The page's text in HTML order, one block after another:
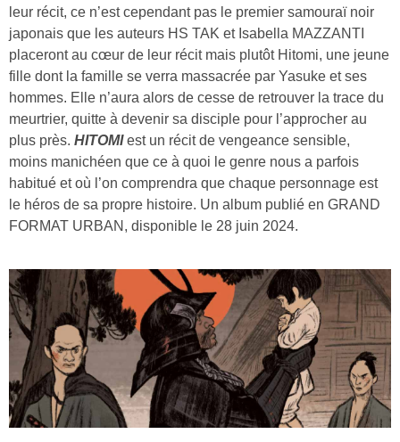
leur récit, ce n’est cependant pas le premier samouraï noir
japonais que les auteurs HS TAK et Isabella MAZZANTI
placeront au cœur de leur récit mais plutôt Hitomi, une jeune
fille dont la famille se verra massacrée par Yasuke et ses
hommes. Elle n’aura alors de cesse de retrouver la trace du
meurtrier, quitte à devenir sa disciple pour l’approcher au
plus près. HITOMIest un récit de vengeance sensible,
moins manichéen que ce à quoi le genre nous a parfois
habitué et où l’on comprendra que chaque personnage est
le héros de sa propre histoire. Un album publié en GRAND
FORMAT URBAN, disponible le 28 juin 2024.